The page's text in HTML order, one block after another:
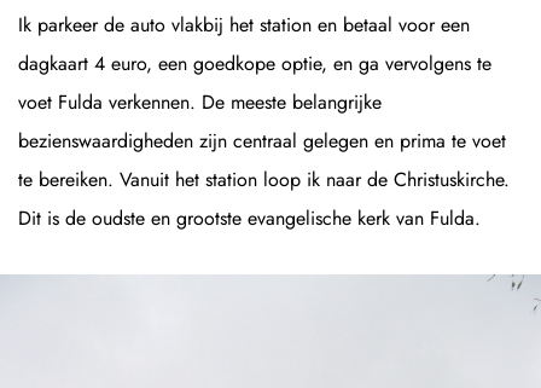
Ik parkeer de auto vlakbij het station en betaal voor een
dagkaart 4 euro, een goedkope optie, en ga vervolgens te
voet Fulda verkennen. De meeste belangrijke
bezienswaardigheden zijn centraal gelegen en prima te voet
te bereiken. Vanuit het station loop ik naar de Christuskirche.
Dit is de oudste en grootste evangelische kerk van Fulda.